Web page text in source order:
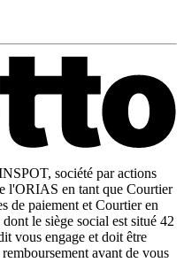
société par actions
l'ORIAS en tant que Courtier
de paiement et Courtier en
le siège social est situé 42
vous engage et doit être
avant de vous